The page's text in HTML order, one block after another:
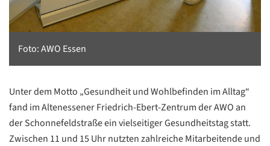
Foto: AWO Essen
Unter dem Motto „Gesundheit und Wohlbefinden im Alltag“
fand im Altenessener Friedrich-Ebert-Zentrum der AWO an
der Schonnefeldstraße ein vielseitiger Gesundheitstag statt.
Zwischen 11 und 15 Uhr nutzten zahlreiche Mitarbeitende und